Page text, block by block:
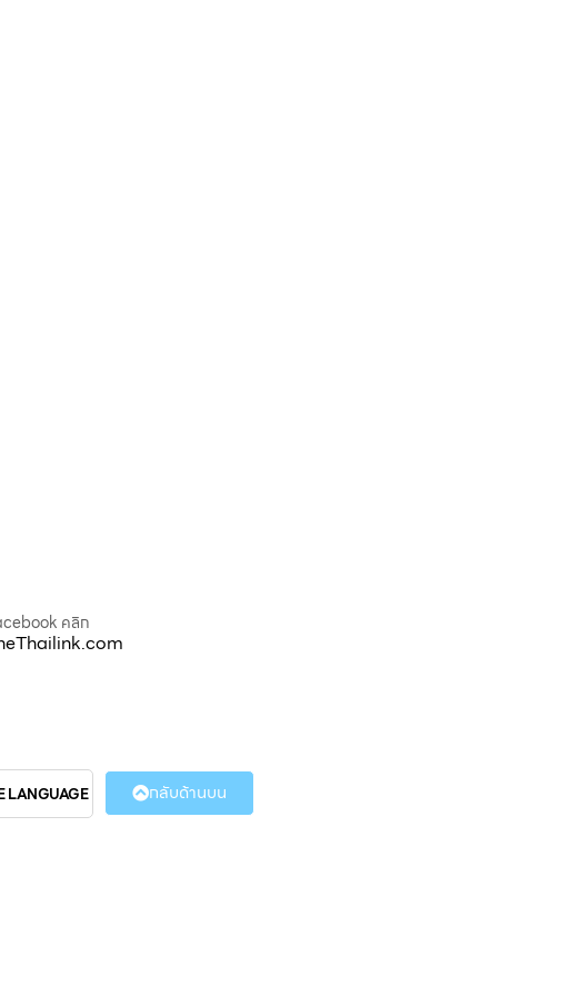
คลิก
LANGUAGE กลับด้านบน